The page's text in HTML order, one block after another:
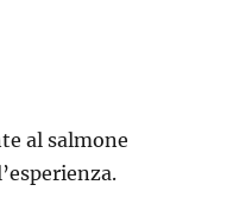
al salmone